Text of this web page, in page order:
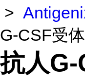
>
G-CSF受
抗人G-